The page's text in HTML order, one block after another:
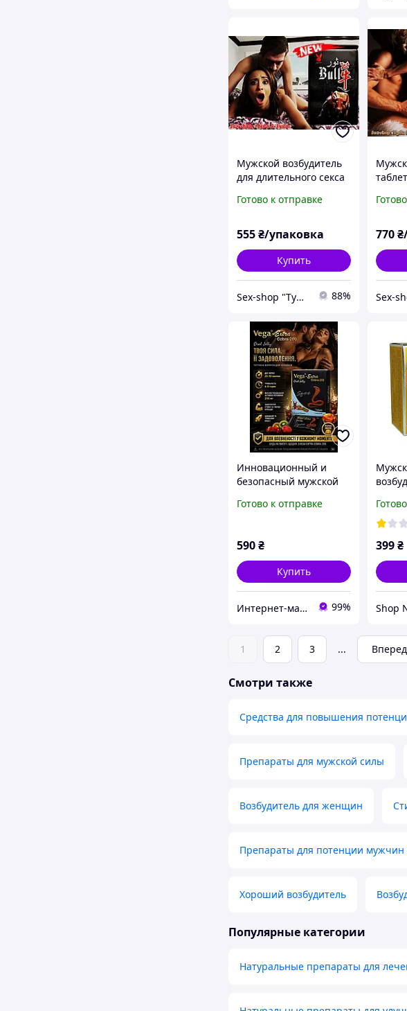
Мужской возбудитель
для длительного секса
быстродействующий с
действием
Готово к отправке
555₴/упаковка
Купить
Sex-shop "Tyda & Syda" 88%
770
Инновационный и
безопасный мужской
Cobra, 7 пакетиков
Готово к отправке
590₴
Купить
Интернет-магазин "Импорт" 99%
399₴
Shop
1 2 3 ... Вперед
Смотри также
Средства для повышения
Препараты для мужской силы
Возбудитель для женщин
Препараты для потенции мужчин
Хороший возбудитель
Популярные категории
Натуральные препараты для